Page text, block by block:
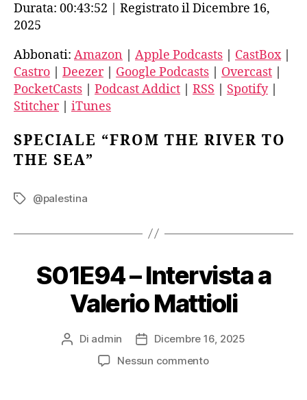
Amazon Apple Podcasts
Deezer Google Podcasts
Overcast PocketCasts
Podcast Addict RSS
Spotify
iTunes
RSS FEED
SHARE
EMBED
Durata: 00:43:52
Registrato il Dicembre 16,
2025
Abbonati: Amazon Apple Podcasts CastBox|
Castro
Deezer| Google Podcasts Overcast
PocketCasts
Podcast Addict RSS Spotify|
Stitcher| iTunes
SPECIALE “FROM THE RIVER TO
THE SEA”
Tag @palestina
S01E94 – Intervista a
Valerio Mattioli
Autore
articolo
Di admin
DataDicembre 16, 2025
Nessun commentosu